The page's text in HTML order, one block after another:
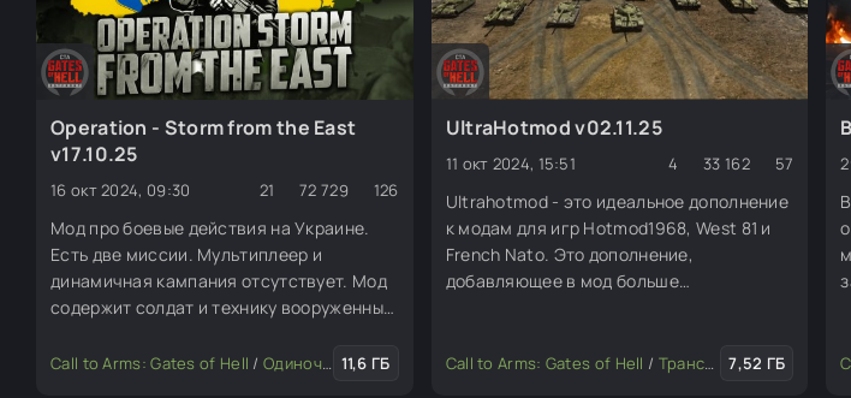
Operation - Storm from the East
v17.10.25
16 окт 2024, 09:30 21 72 729 126
Мод про боевые действия на Украине.
Есть две миссии. Мультиплеер и
динамичная кампания отсутствует. Мод
содержит солдат и технику вооруженных
несколько карт, со временем они будут
Call to Arms: Gates of Hell /Одиночные миссии Моды для редактора
11,6 ГБ
UltraHotmod v02.11.25
11 окт 2024, 15:51 4 33 162 57
Ultrahotmod - это идеальное дополнение
к модам для игр Hotmod1968, West 81 и
French Nato. Это дополнение,
добавляющее в мод больше
игровые ресурсы для увеличения числа
Call to Arms: Gates of Hell / Транспорт /Изменение
7,52 ГБ